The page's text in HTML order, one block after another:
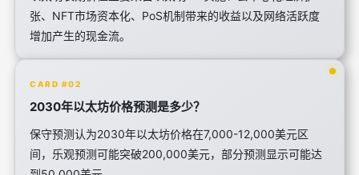
张、NFT市场资本化、PoS机制带来的收益以及网络活跃度
增加产生的现金流。
CARD #02
2030年以太坊价格预测是多少？
保守预测认为2030年以太坊价格在7,000-12,000美元区
间，乐观预测可能突破200,000美元，部分预测显示可能达